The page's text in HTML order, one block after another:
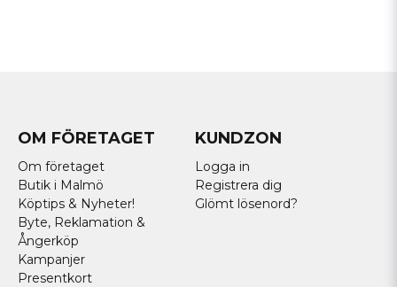
OM FÖRETAGET
Om företaget
Butik i Malmö
Köptips & Nyheter!
Byte, Reklamation &
Ångerköp
Kampanjer
Presentkort
KUNDZON
Logga in
Registrera dig
Glömt lösenord?